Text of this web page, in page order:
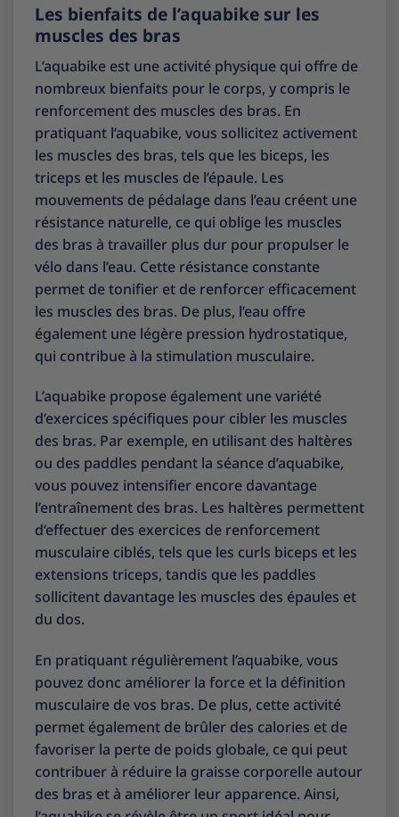
Les bienfaits de l’aquabike sur les
muscles des bras
L’aquabike est une activité physique qui offre de
nombreux bienfaits pour le corps, y compris le
renforcement des muscles des bras. En
pratiquant l’aquabike, vous sollicitez activement
les muscles des bras, tels que les biceps, les
triceps et les muscles de l’épaule. Les
mouvements de pédalage dans l’eau créent une
résistance naturelle, ce qui oblige les muscles
des bras à travailler plus dur pour propulser le
vélo dans l’eau. Cette résistance constante
permet de tonifier et de renforcer efficacement
les muscles des bras. De plus, l’eau offre
également une légère pression hydrostatique,
qui contribue à la stimulation musculaire.
L’aquabike propose également une variété
d’exercices spécifiques pour cibler les muscles
des bras. Par exemple, en utilisant des haltères
ou des paddles pendant la séance d’aquabike,
vous pouvez intensifier encore davantage
l’entraînement des bras. Les haltères permettent
d’effectuer des exercices de renforcement
musculaire ciblés, tels que les curls biceps et les
extensions triceps, tandis que les paddles
sollicitent davantage les muscles des épaules et
du dos.
En pratiquant régulièrement l’aquabike, vous
pouvez donc améliorer la force et la définition
musculaire de vos bras. De plus, cette activité
permet également de brûler des calories et de
favoriser la perte de poids globale, ce qui peut
contribuer à réduire la graisse corporelle autour
des bras et à améliorer leur apparence. Ainsi,